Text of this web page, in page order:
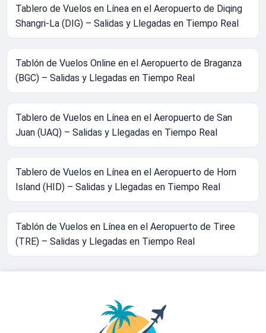
Tablero de Vuelos en Línea en el Aeropuerto de Diqing
Shangri-La (DIG) – Salidas y Llegadas en Tiempo Real
Tablón de Vuelos Online en el Aeropuerto de Braganza
(BGC) – Salidas y Llegadas en Tiempo Real
Tablero de Vuelos en Línea en el Aeropuerto de San
Juan (UAQ) – Salidas y Llegadas en Tiempo Real
Tablero de Vuelos en Línea en el Aeropuerto de Horn
Island (HID) – Salidas y Llegadas en Tiempo Real
Tablón de Vuelos en Línea en el Aeropuerto de Tiree
(TRE) – Salidas y Llegadas en Tiempo Real